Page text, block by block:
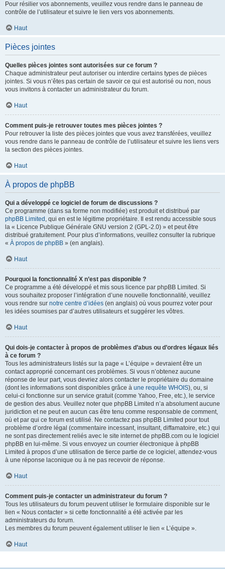
Pour résilier vos abonnements, veuillez vous rendre dans le panneau de
contrôle de l’utilisateur et suivre le lien vers vos abonnements.
Haut
Pièces jointes
Quelles pièces jointes sont autorisées sur ce forum ?
Chaque administrateur peut autoriser ou interdire certains types de pièces
jointes. Si vous n’êtes pas certain de savoir ce qui est autorisé ou non, nous
vous invitons à contacter un administrateur du forum.
Haut
Comment puis-je retrouver toutes mes pièces jointes ?
Pour retrouver la liste des pièces jointes que vous avez transférées, veuillez
vous rendre dans le panneau de contrôle de l’utilisateur et suivre les liens vers
la section des pièces jointes.
Haut
À propos de phpBB
Qui a développé ce logiciel de forum de discussions ?
Ce programme (dans sa forme non modifiée) est produit et distribué par
phpBB Limited , qui en est le légitime propriétaire. Il est rendu accessible sous
la « Licence Publique Générale GNU version 2 (GPL-2.0) » et peut être
distribué gratuitement. Pour plus d’informations, veuillez consulter la rubrique
« À propos de phpBB » (en anglais).
Haut
Pourquoi la fonctionnalité X n’est pas disponible ?
Ce programme a été développé et mis sous licence par phpBB Limited. Si
vous souhaitez proposer l’intégration d’une nouvelle fonctionnalité, veuillez
vous rendre sur notre centre d’idées (en anglais) où vous pourrez voter pour
les idées soumises par d’autres utilisateurs et suggérer les vôtres.
Haut
Qui dois-je contacter à propos de problèmes d’abus ou d’ordres légaux liés
à ce forum ?
Tous les administrateurs listés sur la page « L’équipe » devraient être un
contact approprié concernant ces problèmes. Si vous n’obtenez aucune
réponse de leur part, vous devriez alors contacter le propriétaire du domaine
(dont les informations sont disponibles grâce à une requête WHOIS), ou, si
celui-ci fonctionne sur un service gratuit (comme Yahoo, Free, etc.), le service
de gestion des abus. Veuillez noter que phpBB Limited n’a absolument aucune
juridiction et ne peut en aucun cas être tenu comme responsable de comment,
où et par qui ce forum est utilisé. Ne contactez pas phpBB Limited pour tout
problème d’ordre légal (commentaire incessant, insultant, diffamatoire, etc.) qui
ne sont pas directement reliés avec le site internet de phpBB.com ou le logiciel
phpBB en lui-même. Si vous envoyez un courrier électronique à phpBB
Limited à propos d’une utilisation de tierce partie de ce logiciel, attendez-vous
à une réponse laconique ou à ne pas recevoir de réponse.
Haut
Comment puis-je contacter un administrateur du forum ?
Tous les utilisateurs du forum peuvent utiliser le formulaire disponible sur le
lien « Nous contacter » si cette fonctionnalité a été activée par les
administrateurs du forum.
Les membres du forum peuvent également utiliser le lien « L’équipe ».
Haut